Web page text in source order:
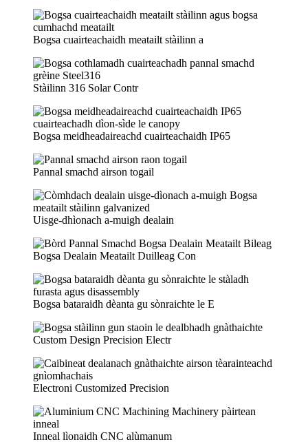
Bogsa cuairteachaidh meatailt stàilinn a
Stàilinn 316 Solar Contr
Bogsa meidheadaireachd cuairteachaidh IP65
Pannal smachd airson togail
Uisge-dhìonach a-muigh dealain
Bogsa Dealain Meatailt Duilleag Con
Bogsa bataraidh dèanta gu sònraichte le E
Custom Design Precision Electr
Electroni Customized Precision
Inneal lìonaidh CNC alùmanum